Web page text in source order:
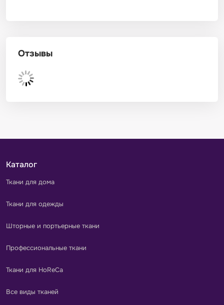
Отзывы
Каталог
Ткани для дома
Ткани для одежды
Шторные и портьерные ткани
Профессиональные ткани
Ткани для HoReCa
Все виды тканей